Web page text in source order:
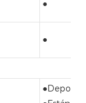
●
●
●Deporte